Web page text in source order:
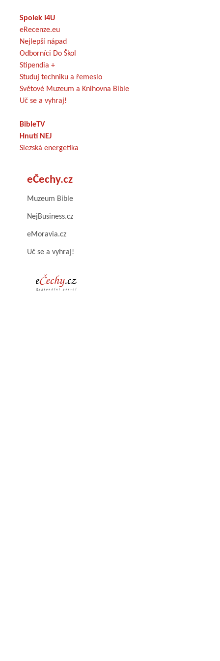
Spolek I4U
eRecenze.eu
Nejlepší nápad
Odborníci Do Škol
Stipendia +
Studuj techniku a řemeslo
Světové Muzeum a Knihovna Bible
Uč se a vyhraj!
BibleTV
Hnutí NEJ
Slezská energetika
eČechy.cz
Muzeum Bible
NejBusiness.cz
eMoravia.cz
Uč se a vyhraj!